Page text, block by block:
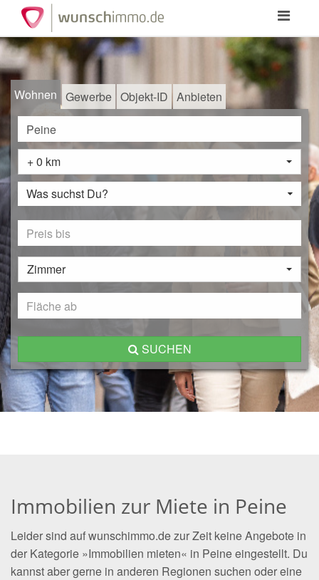
Toggle
Wohnen Gewerbe Objekt-ID Anbieten
+ 0 km
Was suchst Du?
Zimmer
SUCHEN
Immobilien zur Miete in Peine
Leider sind auf wunschimmo.de zur Zeit keine Angebote in
der Kategorie »Immobilien mieten« in Peine eingestellt. Du
kannst aber gerne in anderen Regionen suchen oder eine